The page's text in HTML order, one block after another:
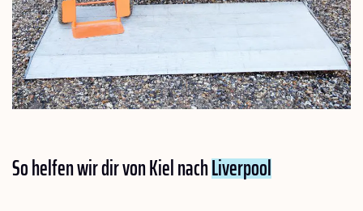
So helfen wir dir von Kiel nachLiverpool